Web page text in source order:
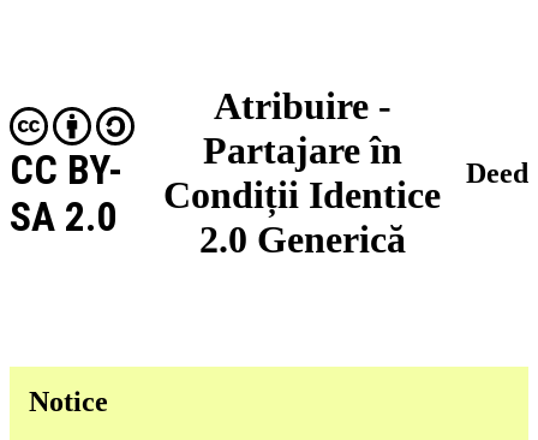
Atribuire -
Partajare în
Condiții Identice
2.0 Generică
CC BY-
SA 2.0
Deed
Notice